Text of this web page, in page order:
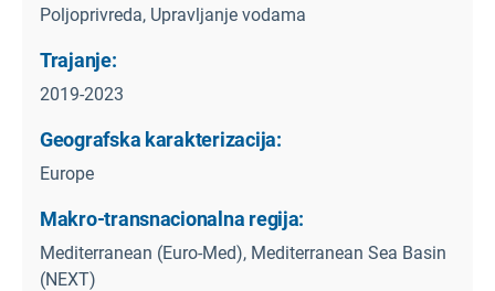
Poljoprivreda, Upravljanje vodama
Trajanje:
2019-2023
Geografska karakterizacija:
Europe
Makro-transnacionalna regija:
Mediterranean (Euro-Med), Mediterranean Sea Basin
(NEXT)